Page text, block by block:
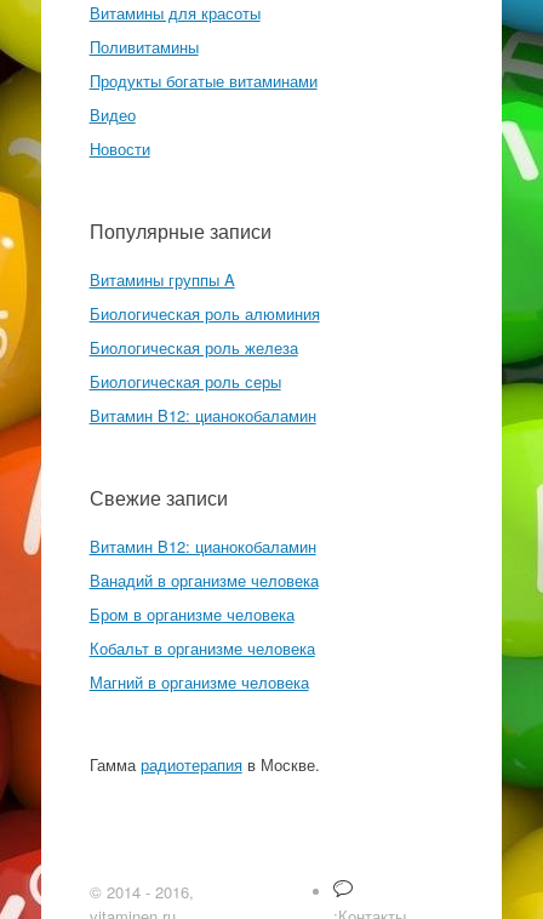
Витамины для красоты
Поливитамины
Продукты богатые витаминами
Видео
Новости
Популярные записи
Витамины группы A
Биологическая роль алюминия
Биологическая роль железа
Биологическая роль серы
Витамин B12: цианокобаламин
Свежие записи
Витамин B12: цианокобаламин
Ванадий в организме человека
Бром в организме человека
Кобальт в организме человека
Магний в организме человека
Гаммарадиотерапияв Москве.
© 2014 - 2016,